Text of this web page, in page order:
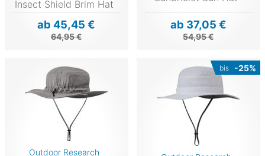
Insect Shield Brim Hat
ab 45,45 €
64,95 €
ab 37,05 €
54,95 €
Outdoor Research
bis -25%